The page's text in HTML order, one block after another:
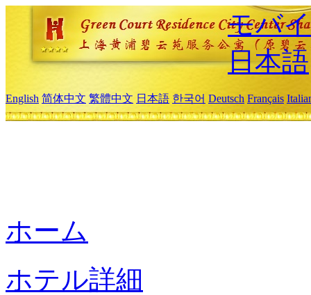
モバ
日本語
English 简体中文 繁體中文 日本語 한국어 Deutsch Français
ホーム
ホテル詳細